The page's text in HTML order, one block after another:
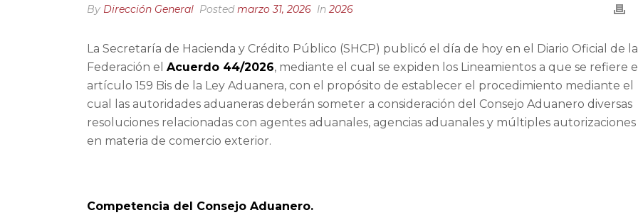
By Dirección General Posted marzo 31, 2026 In 2026
La Secretaría de Hacienda y Crédito Público (SHCP) publicó el día de hoy en el Diario Oficial de la
Federación el Acuerdo 44/2026, mediante el cual se expiden los Lineamientos a que se refiere el
artículo 159 Bis de la Ley Aduanera, con el propósito de establecer el procedimiento mediante el
cual las autoridades aduaneras deberán someter a consideración del Consejo Aduanero diversas
resoluciones relacionadas con agentes aduanales, agencias aduanales y múltiples autorizaciones
en materia de comercio exterior.
Competencia del Consejo Aduanero.